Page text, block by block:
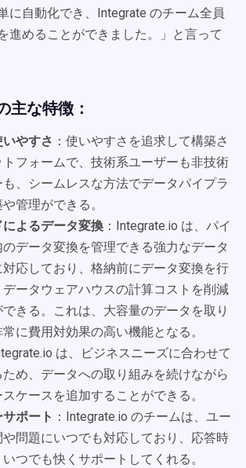
に自動化でき、Integrate のチーム全員
進めることができました。」と言って
主な特徴：
やすさ ：使いやすさを追求して構築さ
フォームで、技術系ユーザーも非技術
、シームレスな方法でデータパイプラ
管理ができる。
によるデータ変換 ：Integrate.io は、パイ
データ変換を管理できる強力なデータ
応しており、格納前にデータ変換を行
データウェアハウスの計算コストを削減
きる。これは、大容量のデータを取り
に費用対効果の高い機能となる。
は、ビジネスニーズに合わせて
め、データへの取り組みを続けながら
ケースを追加することができる。
ポート ：Integrate.io のチームは、ユー
問題にいつでも対応しており、応答時
つでも快くサポートしてくれる。